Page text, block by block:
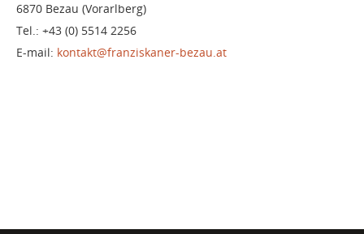
6870 Bezau (Vorarlberg)
Tel.: +43 (0) 5514 2256
E-mail: kontakt@franziskaner-bezau.at